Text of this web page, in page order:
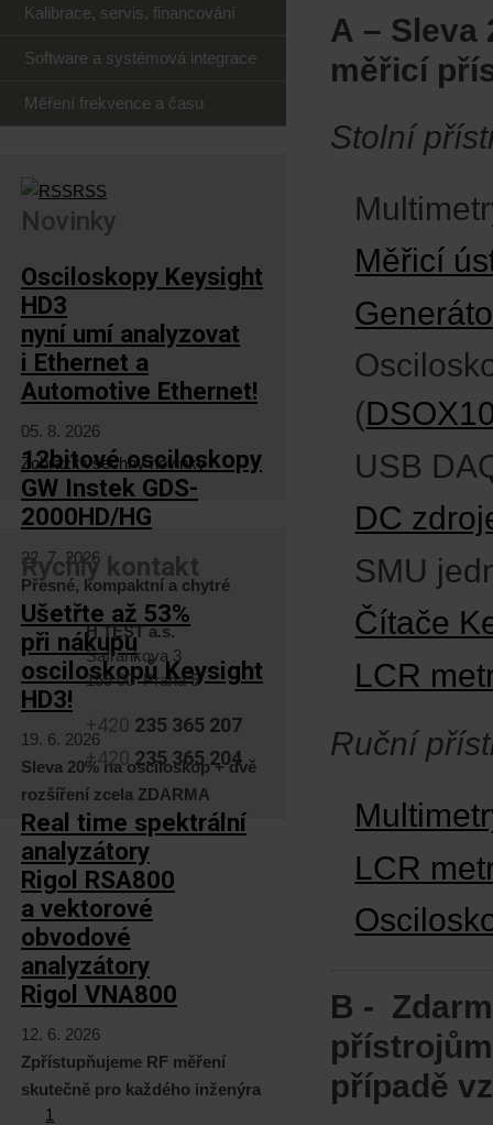
A – Sleva
měřicí
Stolní
Měřicí
(
USB
DC
SMU
Čítače
LCR
Ruční
LCR
B -
případě
Kalibrace, servis, financování
Software a systémová integrace
Měření frekvence a času
RSS
Novinky
Osciloskopy Keysight
HD3
nyní umí analyzovat
i Ethernet a
Automotive Ethernet!
05. 8. 2026
12bitové osciloskopy
GW Instek GDS-
2000HD/HG
22. 7. 2026
Přesné, kompaktní a chytré
Ušetřte až 53%
při nákupu
osciloskopů Keysight
HD3!
19. 6. 2026
Sleva 20% na osciloskop + dvě
rozšíření zcela ZDARMA
Real time spektrální
analyzátory
Rigol RSA800
a vektorové
obvodové
analyzátory
Rigol VNA800
12. 6. 2026
Zpřístupňujeme RF měření
skutečně pro každého inženýra
1
Zobrazit všechny novinky
Rychlý kontakt
H TEST a.s.
Šafránkova 3
155 00 Praha 5
+420 235 365 207
+420 235 365 204